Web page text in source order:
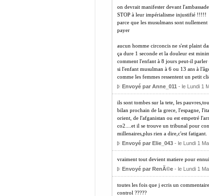
on devrait manifester devant
STOP à leur impérialisme injustifié !!!!!
parce que les musulmans sont
payer
aucun homme circoncis ne s'est plaint
ça dure 1 seconde et la douleur est
comment l'enfant à 8 jours peut-il parler
si l'enfant musulman à 6 ou 13 ans à
comme les femmes ressentent un petit
Envoyé par Anne_011 - le Lundi 1
ils sont tombes sur la tete, les
bilan prochain de la grece, l'espagne,
orient, de l'afganistan ou est empetré
co2....et il se trouve un tribunal pour
millenaires,plus rien a dire,c'est fatigant.
Envoyé par Elie_043- le Lundi 1
vraiment tout devient matiere pour
Envoyé par RenÃ©e- le Lundi 1
toutes les fois que j ecris un
control ?????